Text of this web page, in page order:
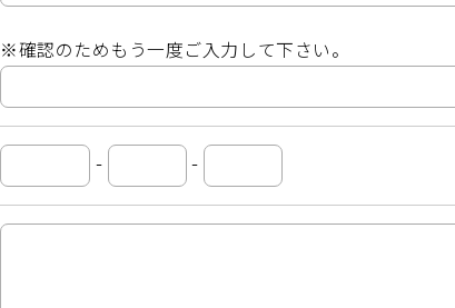
※確認のためもう一度ご入力して下さい。
- -